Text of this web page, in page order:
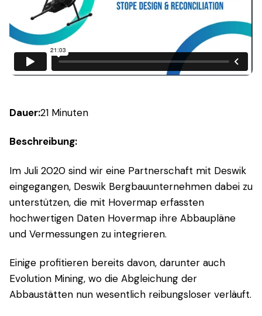
Dauer:21 Minuten
Beschreibung:
Im Juli 2020 sind wir eine Partnerschaft mit Deswik
eingegangen, Deswik Bergbauunternehmen dabei zu
unterstützen, die mit Hovermap erfassten
hochwertigen Daten Hovermap ihre Abbaupläne
und Vermessungen zu integrieren.
Einige profitieren bereits davon, darunter auch
Evolution Mining, wo die Abgleichung der
Abbaustätten nun wesentlich reibungsloser verläuft.